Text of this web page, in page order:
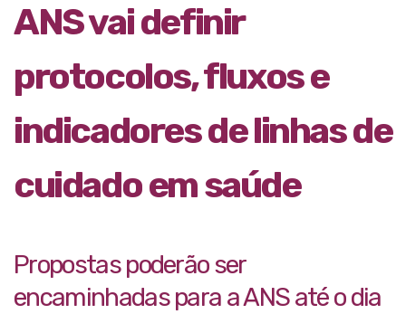
ANS vai definir
protocolos, fluxos e
indicadores de linhas de
cuidado em saúde
Propostas poderão ser
encaminhadas para a ANS até o dia